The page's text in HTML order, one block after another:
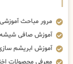
مرور مباحث
آموزش صافی شیشه‌ای
آموزش ابریشم
معرفی محصولات